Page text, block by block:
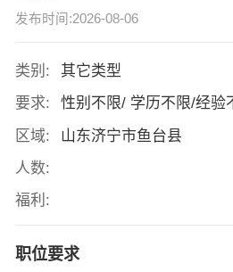
发布时间:2026-08-06
类别:
其它类型
要求:
性别不限/ 学历不限/经验
区域:
山东济宁市鱼台县
人数:
福利:
职位要求